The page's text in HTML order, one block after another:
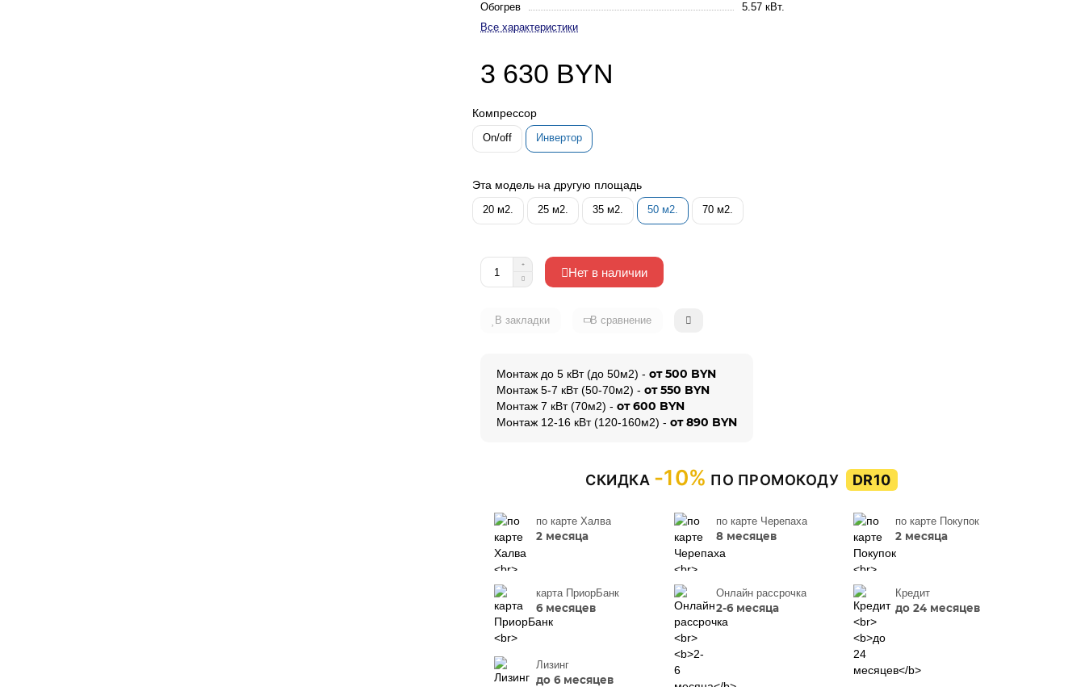
Обогрев
5.57 кВт.
Все характеристики
3 630 BYN
Компрессор
On/off Инвертор
Эта модель на другую площадь
20 м2. 25 м2. 35 м2. 50 м2. 70 м2.
Нет в наличии
В закладки В сравнение
Монтаж до 5 кВт (до 50м2) -от 500 BYN
Монтаж 5-7 кВт (50-70м2) -от 550 BYN
Монтаж 7 кВт (70м2) -от 600 BYN
Монтаж 12-16 кВт (120-160м2) -от 890 BYN
СКИДКА -10% ПО ПРОМОКОДУ DR10
по карте Халва
2 месяца
по карте Черепаха
8 месяцев
по карте Покупок
2 месяца
карта ПриорБанк
6 месяцев
Онлайн рассрочка
2-6 месяца
Кредит
до 24 месяцев
Лизинг
до 6 месяцев